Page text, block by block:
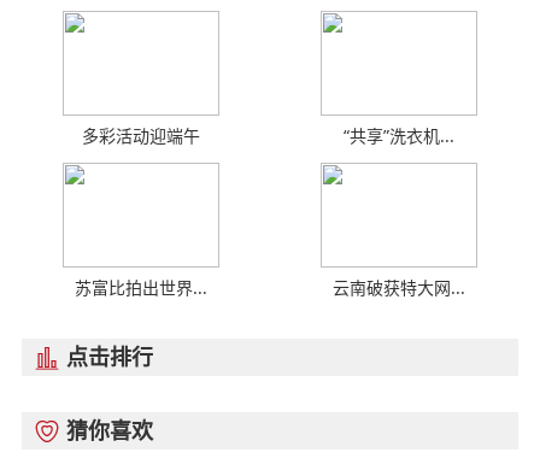
多彩活动迎端午 “共享”洗衣机...
苏富比拍出世界... 云南破获特大网...
 点击排行
 猜你喜欢